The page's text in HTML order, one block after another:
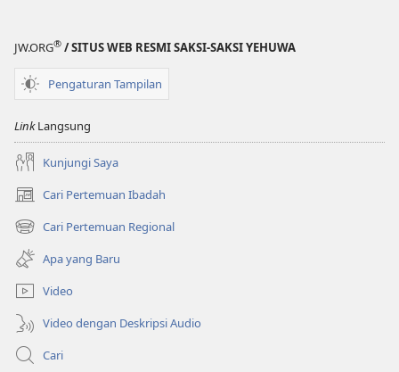
JW.ORG® / SITUS WEB RESMI SAKSI-SAKSI YEHUWA
Pengaturan Tampilan
LinkLangsung
Kunjungi Saya
Cari Pertemuan Ibadah
(terbuka
di
window
baru)
Cari Pertemuan Regional
(terbuka
di
window
baru)
Apa yang Baru
Video
Video dengan Deskripsi Audio
Cari